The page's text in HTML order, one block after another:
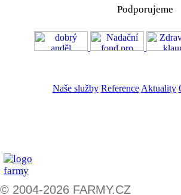
Podporujeme
Naše služby Reference Aktuality
© 2004-2026 FARMY.CZ